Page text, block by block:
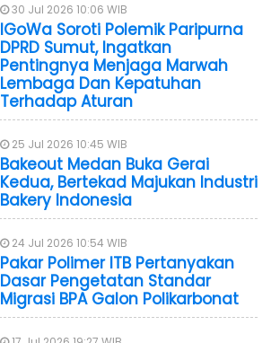
30 Jul 2026 10:06 WIB
IGoWa Soroti Polemik Paripurna
DPRD Sumut, Ingatkan
Pentingnya Menjaga Marwah
Lembaga Dan Kepatuhan
Terhadap Aturan
25 Jul 2026 10:45 WIB
Bakeout Medan Buka Gerai
Kedua, Bertekad Majukan Industri
Bakery Indonesia
24 Jul 2026 10:54 WIB
Pakar Polimer ITB Pertanyakan
Dasar Pengetatan Standar
Migrasi BPA Galon Polikarbonat